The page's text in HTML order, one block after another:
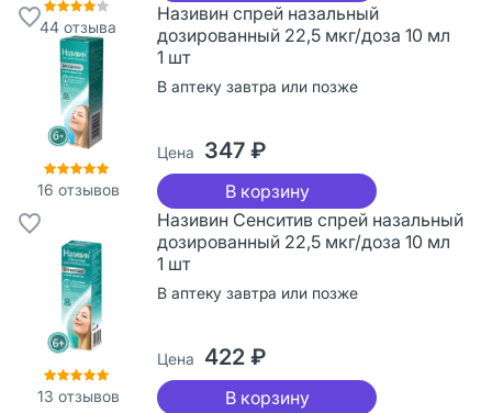
44 отзыва
16 отзывов
Називин спрей назальный
дозированный 22,5 мкг/доза 10 мл
1 шт
В аптеку завтра или позже
Цена 347 ₽
В корзину
13 отзывов
Називин Сенситив спрей назальный
дозированный 22,5 мкг/доза 10 мл
1 шт
В аптеку завтра или позже
Цена 422 ₽
В корзину